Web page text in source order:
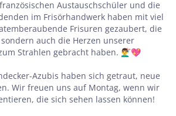
Austauschschüler und die
im Frisörhandwerk haben mit viel
Frisuren gezaubert, die
auch die Herzen unserer
Strahlen gebracht haben. 💇‍♂️💖
Azubis haben sich getraut, neue
Wir freuen uns auf Montag, wenn wir
die sich sehen lassen können!